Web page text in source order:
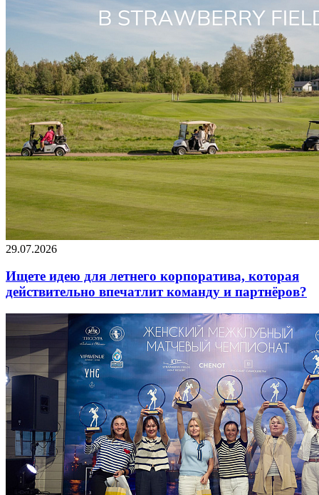
29.07.2026
Ищете идею для летнего корпоратива, которая
действительно впечатлит команду и партнёров?